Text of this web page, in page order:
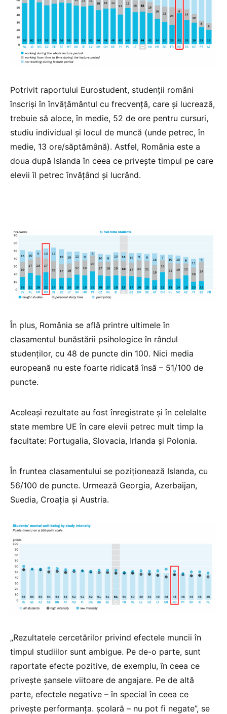
Potrivit raportului Eurostudent, studenții români
înscriși în învățământul cu frecvență, care și lucrează,
trebuie să aloce, în medie, 52 de ore pentru cursuri,
studiu individual și locul de muncă (unde petrec, în
medie, 13 ore/săptămână). Astfel, România este a
doua după Islanda în ceea ce privește timpul pe care
elevii îl petrec învățând și lucrând.
În plus, România se află printre ultimele în
clasamentul bunăstării psihologice în rândul
studenților, cu 48 de puncte din 100. Nici media
europeană nu este foarte ridicată însă – 51/100 de
puncte.
Aceleași rezultate au fost înregistrate și în celelalte
state membre UE în care elevii petrec mult timp la
facultate: Portugalia, Slovacia, Irlanda și Polonia.
În fruntea clasamentului se poziționează Islanda, cu
56/100 de puncte. Urmează Georgia, Azerbaijan,
Suedia, Croația și Austria.
„Rezultatele cercetărilor privind efectele muncii în
timpul studiilor sunt ambigue. Pe de-o parte, sunt
raportate efecte pozitive, de exemplu, în ceea ce
privește șansele viitoare de angajare. Pe de altă
parte, efectele negative – în special în ceea ce
privește performanța. școlară – nu pot fi negate”, se